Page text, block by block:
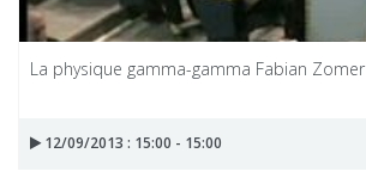
La physique gamma-gamma Fabian Zomer
12/09/2013 : 15:00 - 15:00